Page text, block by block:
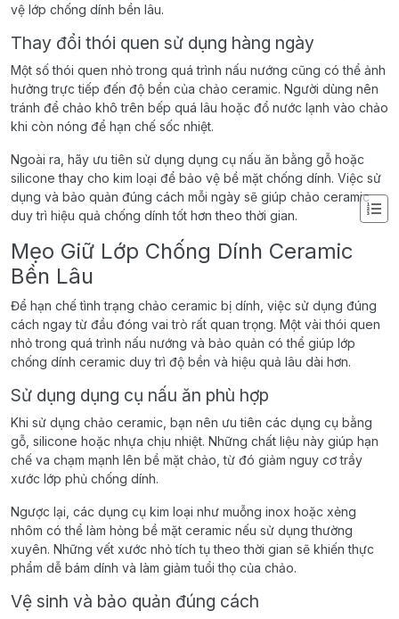
vệ lớp chống dính bền lâu.
Thay đổi thói quen sử dụng hàng ngày
Một số thói quen nhỏ trong quá trình nấu nướng cũng có thể ảnh
hưởng trực tiếp đến độ bền của chảo ceramic. Người dùng nên
tránh để chảo khô trên bếp quá lâu hoặc đổ nước lạnh vào chảo
khi còn nóng để hạn chế sốc nhiệt.
Ngoài ra, hãy ưu tiên sử dụng dụng cụ nấu ăn bằng gỗ hoặc
silicone thay cho kim loại để bảo vệ bề mặt chống dính. Việc sử
dụng và bảo quản đúng cách mỗi ngày sẽ giúp chảo ceramic
duy trì hiệu quả chống dính tốt hơn theo thời gian.
Mẹo Giữ Lớp Chống Dính Ceramic
Bền Lâu
Để hạn chế tình trạng chảo ceramic bị dính, việc sử dụng đúng
cách ngay từ đầu đóng vai trò rất quan trọng. Một vài thói quen
nhỏ trong quá trình nấu nướng và bảo quản có thể giúp lớp
chống dính ceramic duy trì độ bền và hiệu quả lâu dài hơn.
Sử dụng dụng cụ nấu ăn phù hợp
Khi sử dụng chảo ceramic, bạn nên ưu tiên các dụng cụ bằng
gỗ, silicone hoặc nhựa chịu nhiệt. Những chất liệu này giúp hạn
chế va chạm mạnh lên bề mặt chảo, từ đó giảm nguy cơ trầy
xước lớp phủ chống dính.
Ngược lại, các dụng cụ kim loại như muỗng inox hoặc xẻng
nhôm có thể làm hỏng bề mặt ceramic nếu sử dụng thường
xuyên. Những vết xước nhỏ tích tụ theo thời gian sẽ khiến thực
phẩm dễ bám dính và làm giảm tuổi thọ của chảo.
Vệ sinh và bảo quản đúng cách